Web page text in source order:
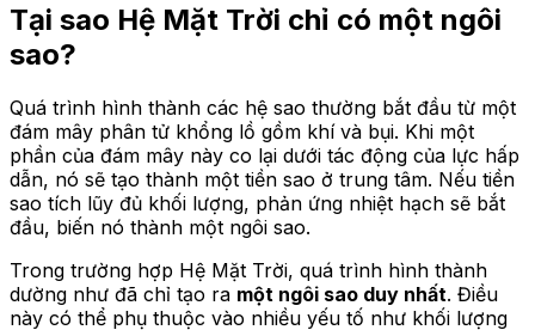
Tại sao Hệ Mặt Trời chỉ có một ngôi
sao?
Quá trình hình thành các hệ sao thường bắt đầu từ một
đám mây phân tử khổng lồ gồm khí và bụi. Khi một
phần của đám mây này co lại dưới tác động của lực hấp
dẫn, nó sẽ tạo thành một tiền sao ở trung tâm. Nếu tiền
sao tích lũy đủ khối lượng, phản ứng nhiệt hạch sẽ bắt
đầu, biến nó thành một ngôi sao.
Trong trường hợp Hệ Mặt Trời, quá trình hình thành
dường như đã chỉ tạo ra một ngôi sao duy nhất. Điều
này có thể phụ thuộc vào nhiều yếu tố như khối lượng